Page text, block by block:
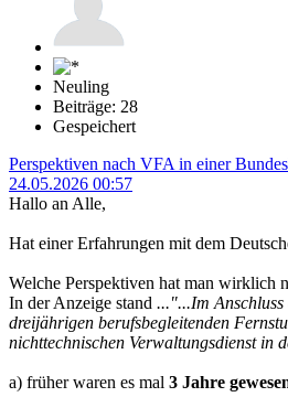
Neuling
Beiträge: 28
Gespeichert
Perspektiven nach VFA in einer
24.05.2026 00:57
Hallo an Alle,
Hat einer Erfahrungen mit dem
Welche Perspektiven hat man wirklich
In der Anzeige stand ..."...Im
dreijährigen berufsbegleitenden
nichttechnischen Verwaltungsdienst in
a) früher waren es mal 3 Jahre